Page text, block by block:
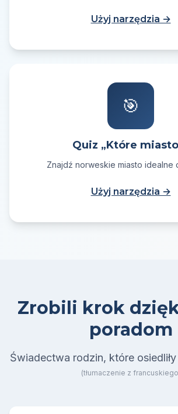
Użyj narzędzia →
🎯
Quiz „Które
Znajdź norweskie miasto idealne
Użyj narzędzia →
Zrobili krok
poradom
Świadectwa rodzin, które
(tłumaczenie z